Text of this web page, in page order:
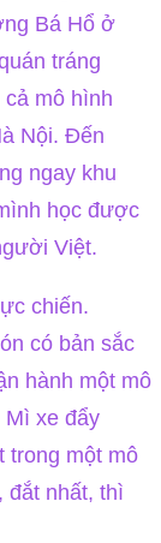
Bá Hổ ở
tráng
cả mô hình
Nội. Đến
ngay khu
học được
Việt.
chiến.
có bản sắc
hành một mô
Mì xe đẩy
trong một mô
đắt nhất, thì